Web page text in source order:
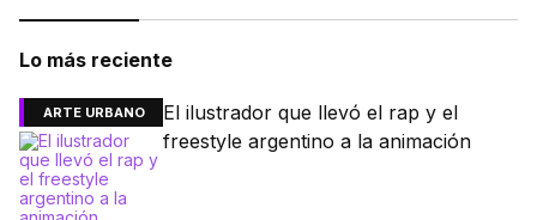
Lo más reciente
ARTE URBANO
El ilustrador que llevó el rap y el
freestyle argentino a la animación